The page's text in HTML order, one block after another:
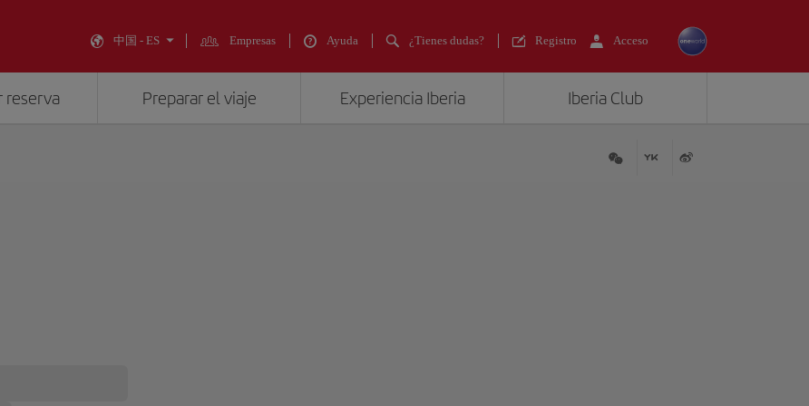
中国 - ES Empresas Ayuda ¿Tienes dudas? Registro Acceso
reserva Preparar el viaje Experiencia Iberia Iberia Club